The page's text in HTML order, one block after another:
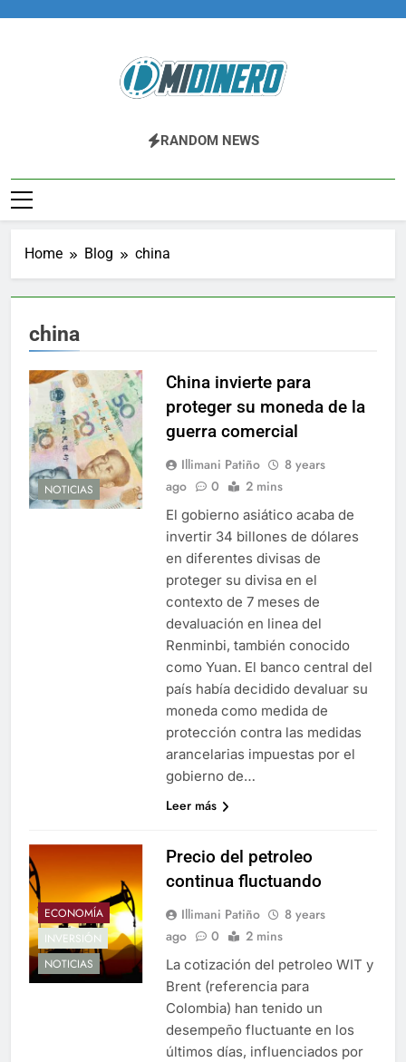
Midinero.co
Fintech, Criptomonedas
RANDOM NEWS
Home Blog china
china
NOTICIAS
China invierte para
proteger su moneda de la
guerra comercial
Illimani Patiño
8 years
ago
0 2 mins
El gobierno asiático acaba de
invertir 34 billones de dólares
en diferentes divisas de
proteger su divisa en el
contexto de 7 meses de
devaluación en linea del
Renminbi, también conocido
como Yuan. El banco central del
país había decidido devaluar su
moneda como medida de
protección contra las medidas
arancelarias impuestas por el
gobierno de…
Leer más
ECONOMÍA
INVERSIÓN
NOTICIAS
Precio del petroleo
continua fluctuando
Illimani Patiño
8 years
ago
0 2 mins
La cotización del petroleo WIT y
Brent (referencia para
Colombia) han tenido un
desempeño fluctuante en los
últimos días, influenciados por